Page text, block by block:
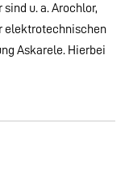
u. a. Arochlor,
elektrotechnischen
Askarele. Hierbei